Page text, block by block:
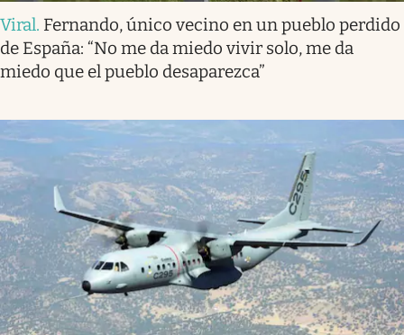
Viral. Fernando, único vecino en un pueblo perdido
de España: “No me da miedo vivir solo, me da
miedo que el pueblo desaparezca”